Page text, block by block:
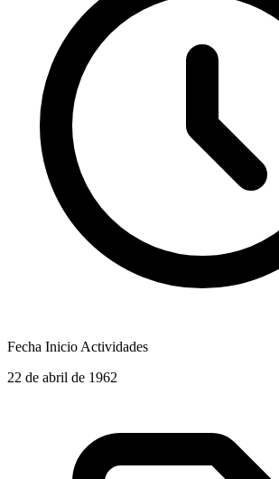
Fecha Inicio Actividades
22 de abril de 1962